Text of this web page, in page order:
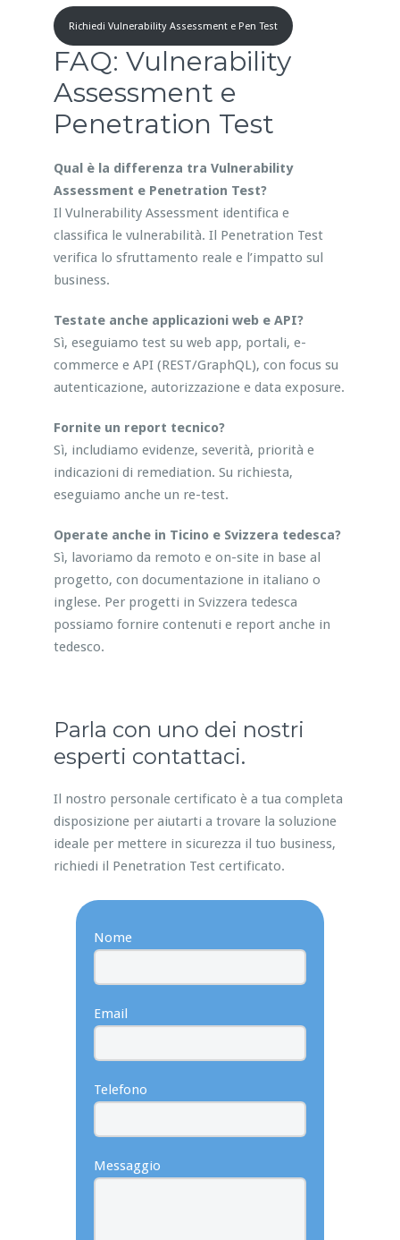
Richiedi Vulnerability Assessment e Pen Test
FAQ: Vulnerability
Assessment e
Penetration Test
Qual è la differenza tra Vulnerability
Assessment e Penetration Test?
Il Vulnerability Assessment identifica e
classifica le vulnerabilità. Il Penetration Test
verifica lo sfruttamento reale e l’impatto sul
business.
Testate anche applicazioni web e API?
Sì, eseguiamo test su web app, portali, e-
commerce e API (REST/GraphQL), con focus su
autenticazione, autorizzazione e data exposure.
Fornite un report tecnico?
Sì, includiamo evidenze, severità, priorità e
indicazioni di remediation. Su richiesta,
eseguiamo anche un re-test.
Operate anche in Ticino e Svizzera tedesca?
Sì, lavoriamo da remoto e on-site in base al
progetto, con documentazione in italiano o
inglese. Per progetti in Svizzera tedesca
possiamo fornire contenuti e report anche in
tedesco.
Parla con uno dei nostri
esperti contattaci.
Il nostro personale certificato è a tua completa
disposizione per aiutarti a trovare la soluzione
ideale per mettere in sicurezza il tuo business,
richiedi il Penetration Test certificato.
Nome
Email
Telefono
Messaggio